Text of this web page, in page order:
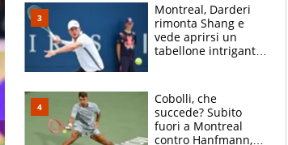
Montreal, Darderi
rimonta Shang e
vede aprirsi un
tabellone intrigante:
felice del mio livello"
Cobolli, che
succede? Subito
fuori a Montreal
contro Hanfmann,